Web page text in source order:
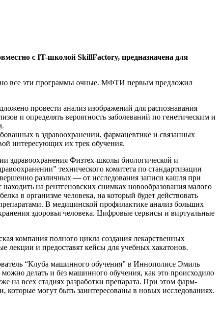
с IT-школой SkillFactory, предназначена для
но все эти программы очные. МФТИ первым предложил
провести анализ изображений для распознавания
и определять вероятность заболеваний по генетическим и
в здравоохранении, фармацевтике и связанных
интересующих их трек обучения.
здравоохранения Физтех-школы биологической и
технического комитета по стандартизации
различных — от исследования записи кашля при
на рентгеновских снимках новообразования малого
в организме человека, на который будет действовать
В медицинской профилактике анализ больших
здоровья человека. Цифровые сервисы и виртуальные
компания полного цикла создания лекарственных
лекции и предоставят кейсы для учебных хакатонов.
“Клуба машинного обучения” в Иннополисе Эмиль
делать и без машинного обучения, как это происходило
на всех стадиях разработки препарата. При этом фарм-
могут быть заинтересованы в новых исследованиях.